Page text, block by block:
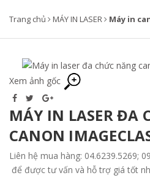
Trang chủ MÁY IN LASER Máy in
Xem ảnh gốc
MÁY IN LASER ĐA
CANON
Liên hệ mua hàng: 04.6239.5269;
để được tư vấn và hỗ trợ giá tốt